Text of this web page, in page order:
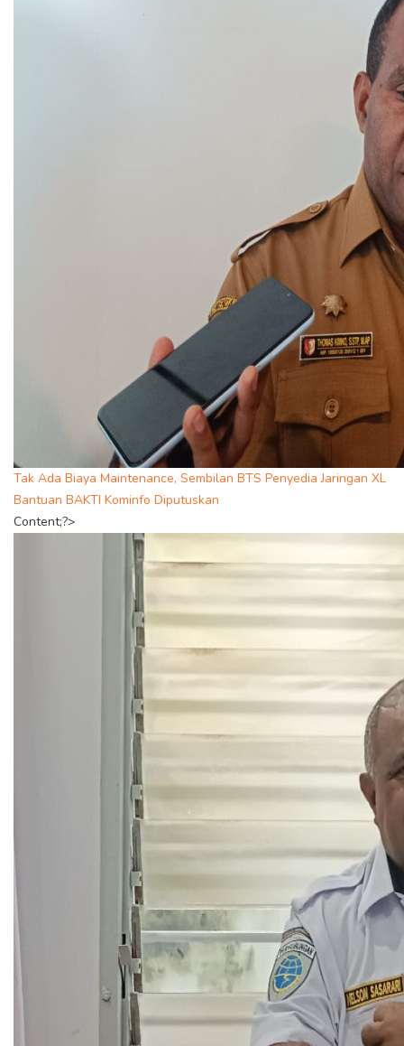
Tak Ada Biaya Maintenance, Sembilan BTS Penyedia Jaringan XL
Bantuan BAKTI Kominfo Diputuskan
Content;?>